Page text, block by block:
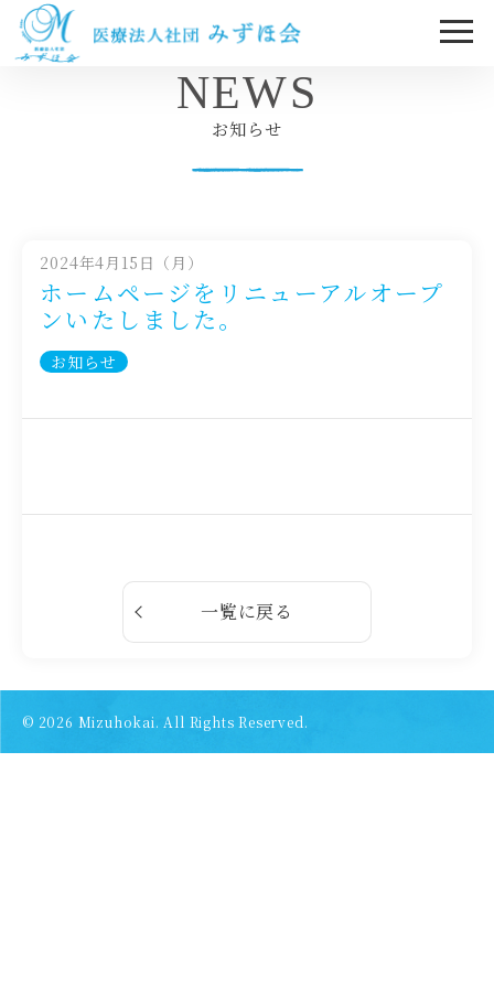
NEWS
お知らせ
2024年4月15日（月）
ホームページをリニューアルオープ
ンいたしました。
お知らせ
一覧に戻る
© 2026 Mizuhokai. All Rights Reserved.